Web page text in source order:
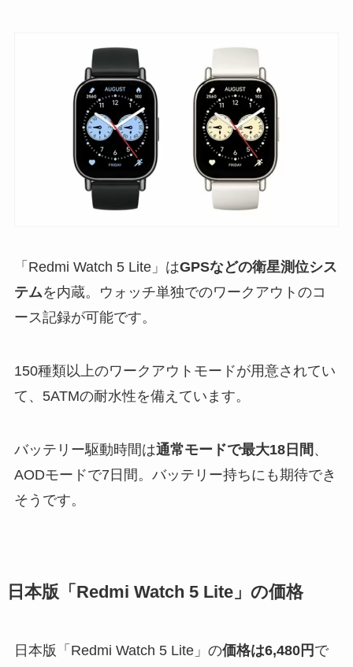
「Redmi Watch 5 Lite」はGPSなどの衛星測位シス
テムを内蔵。ウォッチ単独でのワークアウトのコ
ース記録が可能です。
150種類以上のワークアウトモードが用意されてい
て、5ATMの耐水性を備えています。
バッテリー駆動時間は通常モードで最大18日間 、
AODモードで7日間。バッテリー持ちにも期待でき
そうです。
日本版「Redmi Watch 5 Lite」の価格
日本版「Redmi Watch 5 Lite」の価格は6,480円 で